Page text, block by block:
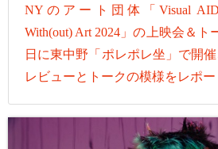
NYのアート団体「Visual
With(out) Art 2024」の上映会＆ト
日に東中野「ポレポレ坐」で開
レビューとトークの模様をレポ